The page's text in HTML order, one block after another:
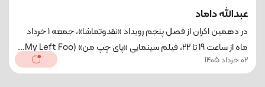
عبدالله داماد
در دهمین اکران از فصل پنجم رویداد «نقدوتماشا»، جمعه 1 خرداد
‌ماه از ساعت 19 تا 22، فیلم سینمایی «پای چپ من» (My Left Foo...
02 خرداد 1405